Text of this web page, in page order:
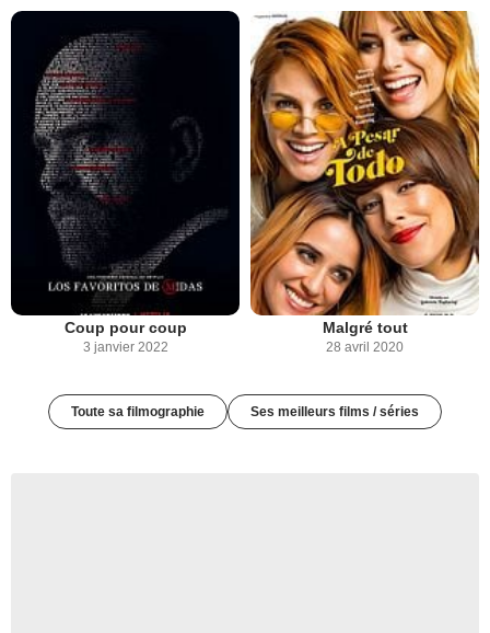
Coup pour coup
3 janvier 2022
Malgré tout
28 avril 2020
Toute sa filmographie Ses meilleurs films / séries